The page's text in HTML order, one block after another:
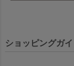
ショッピングガ